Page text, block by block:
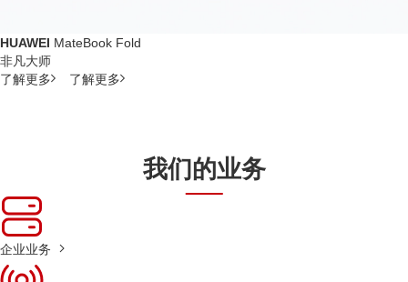
HUAWEI MateBook Fold
非凡大师
了解更多
了解更多
我们的业务
企业业务